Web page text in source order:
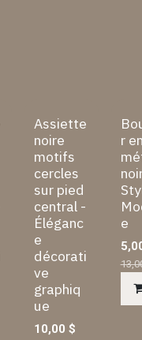
Assiette
noire
motifs
cercles
sur pied
central -
Éléganc
e
décorati
ve
graphiq
ue
10,00 $
r en
e